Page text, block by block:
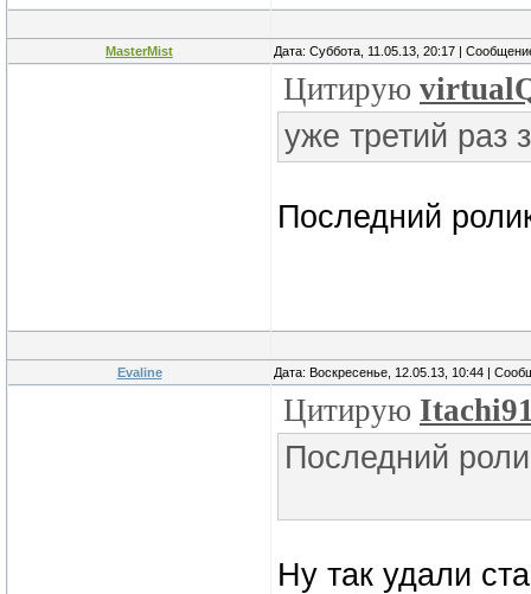
MasterMist Дата: Суббота, 11.05.13, 20:17 |
Цитирую
уже третий раз
Последний
Evaline Дата: Воскресенье, 12.05.13, 10:44 |
Цитирую
Последний
Ну так удали